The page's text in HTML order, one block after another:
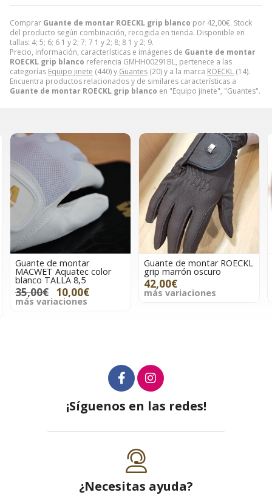
Comprar Guante de montar ROECKL grip blanco por 42,00€. Stock
del producto según combinación, recogida en tienda. Disponible en
tallas: 4; 5; 6; 6 1 y 2; 7; 7 1 y 2; 8; 8 1 y 2; 9.
Precio, información, características e imágenes de Guante de montar
ROECKL grip blanco referencia GMHH00291BL, pertenece a las
categorías Equipo jinete (440) y Guantes (20) y a la marca ROECKL (14).
Encuentra productos relacionados y de similares características a
Guante de montar ROECKL grip blanco en "Equipo jinete", "Guantes".
color
Guante de montar ROECKL
grip marrón oscuro
42,00€
más variaciones
Guante de montar
grip marrón/
más variaciones
¡Síguenos en las redes!
¿Necesitas ayuda?